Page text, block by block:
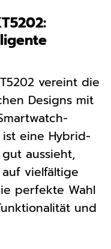
vereint die
Designs mit
ist eine Hybrid-
aussieht,
vielfältige
perfekte Wahl
und